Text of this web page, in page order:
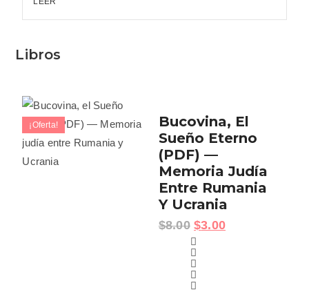
Libros
¡Oferta!
Bucovina, El
Sueño Eterno
(PDF) —
Memoria Judía
Entre Rumania
Y Ucrania
$8.00 $3.00